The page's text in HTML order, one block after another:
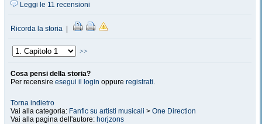
Leggi le 11 recensioni
Ricorda la storia
>>
Cosa pensi della storia?
Per recensire esegui il login oppure registrati.
Torna indietro
Vai alla categoria: Fanfic su artisti musicali > One Direction
Vai alla pagina dell'autore: horjzons